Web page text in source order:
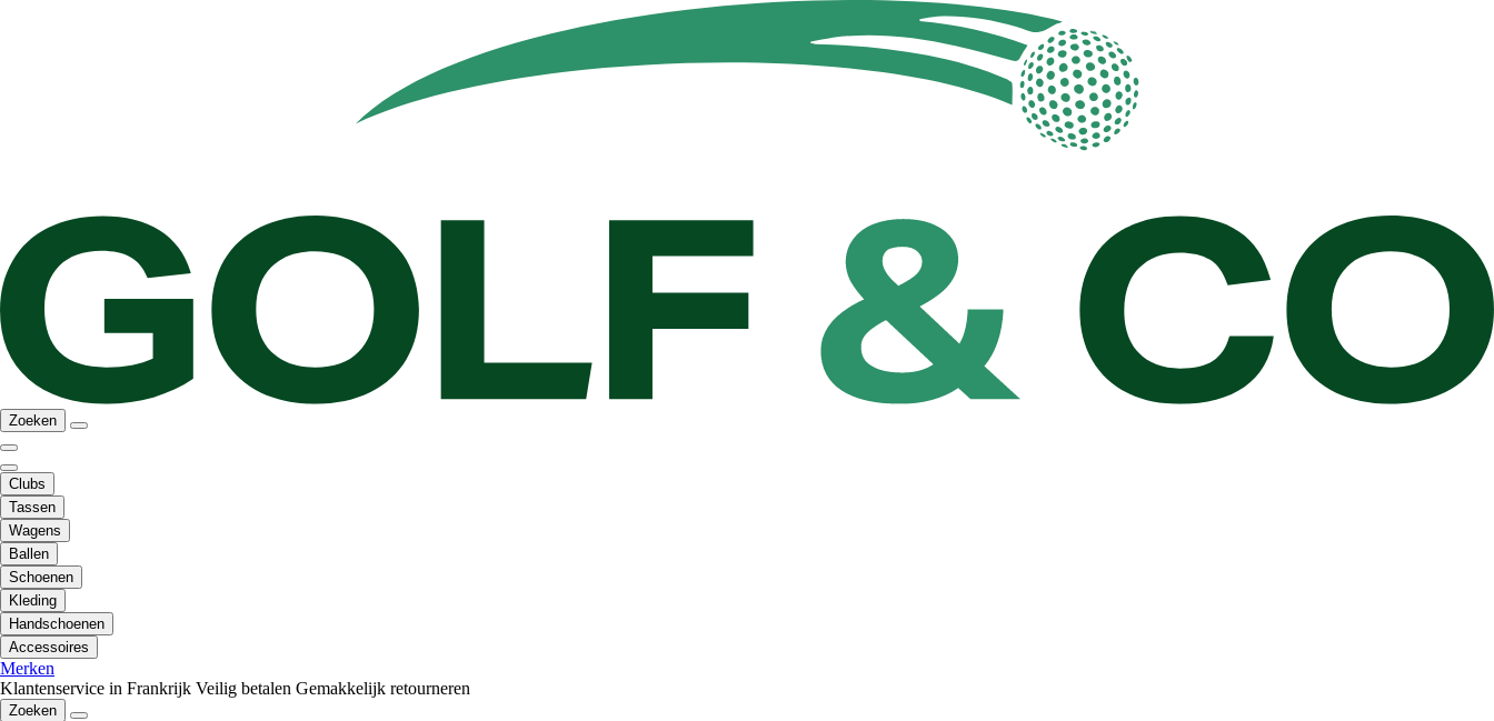
Zoeken
Clubs
Tassen
Wagens
Ballen
Schoenen
Kleding
Handschoenen
Accessoires
Merken
Klantenservice in Frankrijk Veilig betalen Gemakkelijk retourneren
Zoeken